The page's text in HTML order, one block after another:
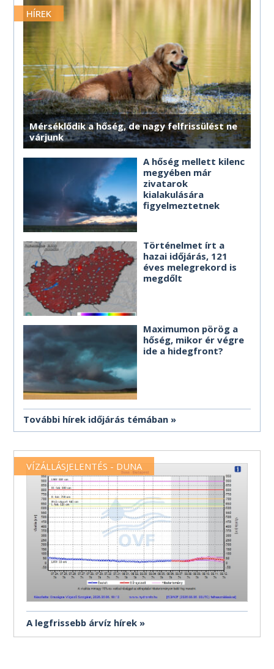
merre érdemes haladnod.
MÉG TÖBB HOROSZKÓP
MÉG TÖBB HOROSZKÓP
MÉG TÖBB HOROSZKÓP
MÉG TÖBB HOROSZKÓP
MÉG TÖBB HOROSZKÓP
MÉG TÖBB HOROSZKÓP
MÉG TÖBB HOROSZKÓP
MÉG TÖBB HOROSZKÓP
MÉG TÖBB HOROSZKÓP
MÉG TÖBB HOROSZKÓP
MÉG TÖBB HOROSZKÓP
HÍREK
Mérséklődik a hőség, de nagy felfrissülést ne
várjunk
A hőség mellett kilenc
megyében már
zivatarok
kialakulására
figyelmeztetnek
Történelmet írt a
hazai időjárás, 121
éves melegrekord is
megdőlt
Maximumon pörög a
hőség, mikor ér végre
ide a hidegfront?
További hírek időjárás témában
VÍZÁLLÁSJELENTÉS - DUNA
A legfrissebb árvíz hírek